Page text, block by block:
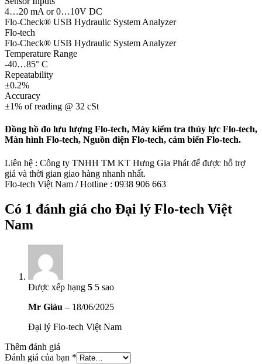
4…20 mA or 0…10V DC
Flo-Check® USB Hydraulic System Analyzer
Flo-tech
Flo-Check® USB Hydraulic System Analyzer
Temperature Range
-40…85° C
Repeatability
±0.2%
Accuracy
±1% of reading @ 32 cSt
Đồng hồ đo lưu lượng Flo-tech, Máy kiểm tra thủy lực Flo-tech,
Màn hình Flo-tech, Nguồn điện Flo-tech, cảm biến Flo-tech.
Liên hệ : Công ty TNHH TM KT Hưng Gia Phát để được hỗ trợ
giá và thời gian giao hàng nhanh nhất.
Flo-tech Việt Nam / Hotline : 0938 906 663
Có 1 đánh giá cho Đại lý Flo-tech Việt
Nam
Được xếp hạng 5 5 sao
Mr Giàu – 18/06/2025
Đại lý Flo-tech Việt Nam
Thêm đánh giá
Đánh giá của bạn *